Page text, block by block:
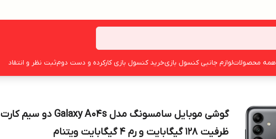
همه محصولاتلوازم جانبی کنسول بازیخرید کنسول بازی کارکرده و دست دومثبت نظر و انتقاد
گوشی موبایل سامسونگ مدل Galaxy A04s دو سیم کارت
ظرفیت 128 گیگابایت و رم 4 گیگابایت ویتنام